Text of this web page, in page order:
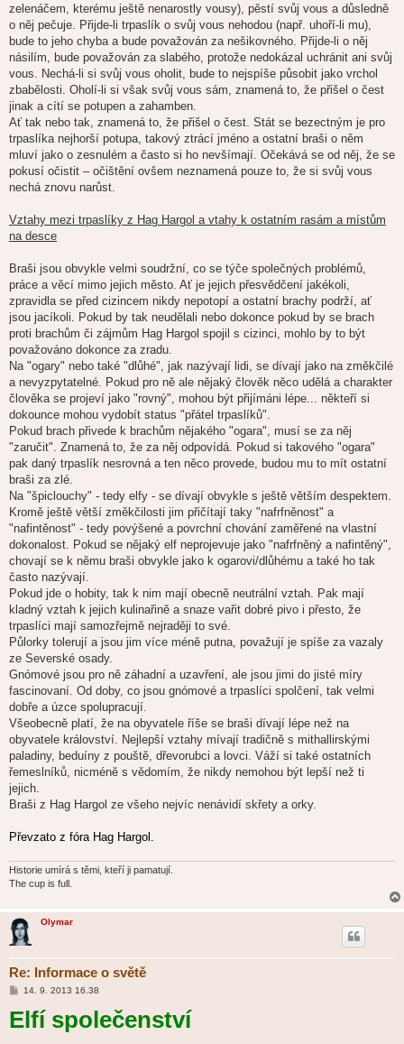
zelenáčem, kterému ještě nenarostly vousy), pěstí svůj vous a důsledně
o něj pečuje. Přijde-li trpaslík o svůj vous nehodou (např. uhoří-li mu),
bude to jeho chyba a bude považován za nešikovného. Přijde-li o něj
násilím, bude považován za slabého, protože nedokázal uchránit ani svůj
vous. Nechá-li si svůj vous oholit, bude to nejspíše působit jako vrchol
zbabělosti. Oholí-li si však svůj vous sám, znamená to, že přišel o čest
jinak a cítí se potupen a zahamben.
Ať tak nebo tak, znamená to, že přišel o čest. Stát se bezectným je pro
trpaslíka nejhorší potupa, takový ztrácí jméno a ostatní braši o něm
mluví jako o zesnulém a často si ho nevšímají. Očekává se od něj, že se
pokusí očistit – očištění ovšem neznamená pouze to, že si svůj vous
nechá znovu narůst.
Vztahy mezi trpaslíky z Hag Hargol a vtahy k ostatním rasám a místům
na desce
Braši jsou obvykle velmi soudržní, co se týče společných problémů,
práce a věcí mimo jejich město. Ať je jejich přesvědčení jakékoli,
zpravidla se před cizincem nikdy nepotopí a ostatní brachy podrží, ať
jsou jacíkoli. Pokud by tak neudělali nebo dokonce pokud by se brach
proti brachům či zájmům Hag Hargol spojil s cizinci, mohlo by to být
považováno dokonce za zradu.
Na "ogary" nebo také "dlůhé", jak nazývají lidi, se dívají jako na změkčilé
a nevyzpytatelné. Pokud pro ně ale nějaký člověk něco udělá a charakter
člověka se projeví jako "rovný", mohou být přijímáni lépe... někteří si
dokounce mohou vydobít status "přátel trpaslíků".
Pokud brach přivede k brachům nějakého "ogara", musí se za něj
"zaručit". Znamená to, že za něj odpovídá. Pokud si takového "ogara"
pak daný trpaslík nesrovná a ten něco provede, budou mu to mít ostatní
braši za zlé.
Na "špiclouchy" - tedy elfy - se dívají obvykle s ještě větším despektem.
Kromě ještě větší změkčilosti jim přičítají taky "nafrfněnost" a
"nafintěnost" - tedy povýšené a povrchní chování zaměřené na vlastní
dokonalost. Pokud se nějaký elf neprojevuje jako "nafrfněný a nafintěný",
chovají se k němu braši obvykle jako k ogarovi/dlůhému a také ho tak
často nazývají.
Pokud jde o hobity, tak k nim mají obecně neutrální vztah. Pak mají
kladný vztah k jejich kulinařině a snaze vařit dobré pivo i přesto, že
trpaslíci mají samozřejmě nejraději to své.
Půlorky tolerují a jsou jim více méně putna, považují je spíše za vazaly
ze Severské osady.
Gnómové jsou pro ně záhadní a uzavření, ale jsou jimi do jisté míry
fascinovaní. Od doby, co jsou gnómové a trpaslíci spolčení, tak velmi
dobře a úzce spolupracují.
Všeobecně platí, že na obyvatele říše se braši dívají lépe než na
obyvatele království. Nejlepší vztahy mívají tradičně s mithallirskými
paladiny, beduíny z pouště, dřevorubci a lovci. Váží si také ostatních
řemeslníků, nicméně s vědomím, že nikdy nemohou být lepší než ti
jejich.
Braši z Hag Hargol ze všeho nejvíc nenávidí skřety a orky.
Převzato z fóra Hag Hargol.
Historie umírá s těmi, kteří ji pamatují.
The cup is full.
Olymar
Re: Informace o světě
P
í
s
14. 9. 2013 16.38
Elfí společenství